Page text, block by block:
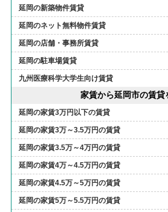
延岡の新築物件賃貸
延岡のネット無料物件賃貸
延岡の店舗・事務所賃貸
延岡の駐車場賃貸
九州医療科学大学生向け賃貸
家賃から延岡市の賃貸
延岡の家賃3万円以下の賃貸
延岡の家賃3万～3.5万円の賃貸
延岡の家賃3.5万～4万円の賃貸
延岡の家賃4万～4.5万円の賃貸
延岡の家賃4.5万～5万円の賃貸
延岡の家賃5万～5.5万円の賃貸